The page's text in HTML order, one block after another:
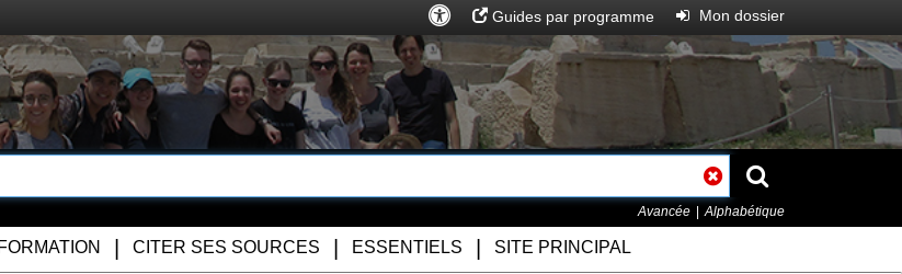
Rechercher
Accès
universel
Guides par programme Entrer
Mon dossier
Alphabétique
Avancée
CITER SES SOURCES ESSENTIELS SITE PRINCIPAL